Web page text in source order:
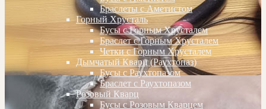
Браслеты с Аметистом
Горный Хрусталь
Бусы с Горным Хрусталем
Браслет с Горным Хрусталем
Четки с Горным Хрусталем
Дымчатый Кварц (Раухтопаз)
Бусы с Раухтопазом
Браслет с Раухтопазом
Розовый Кварц
Бусы с Розовым Кварцем